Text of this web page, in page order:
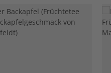
überspringen